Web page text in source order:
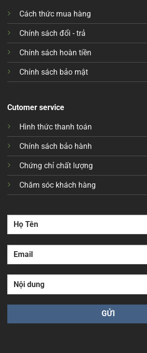
Cách thức mua hàng
Chính sách đổi - trả
Chính sách hoàn tiền
Chính sách bảo mật
Cutomer service
Hình thức thanh toán
Chính sách bảo hành
Chứng chỉ chất lượng
Chăm sóc khách hàng